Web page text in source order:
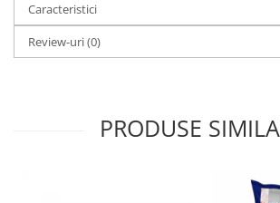
Caracteristici
Review-uri(0)
PRODUSE